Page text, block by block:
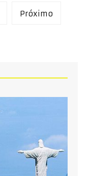
Próximo